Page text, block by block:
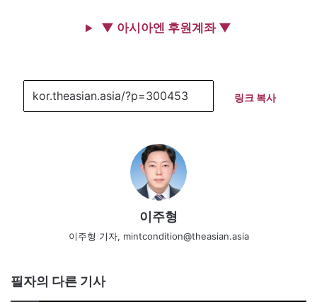
▼ 아시아엔 후원계좌 ▼
링크 복사
이주형
이주형 기자, mintcondition@theasian.asia
필자의 다른 기사